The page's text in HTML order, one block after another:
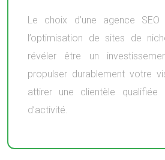
Le choix d’une agence SEO
l’optimisation de sites de
révéler être un
propulser durablement votre
attirer une clientèle
d’activité.